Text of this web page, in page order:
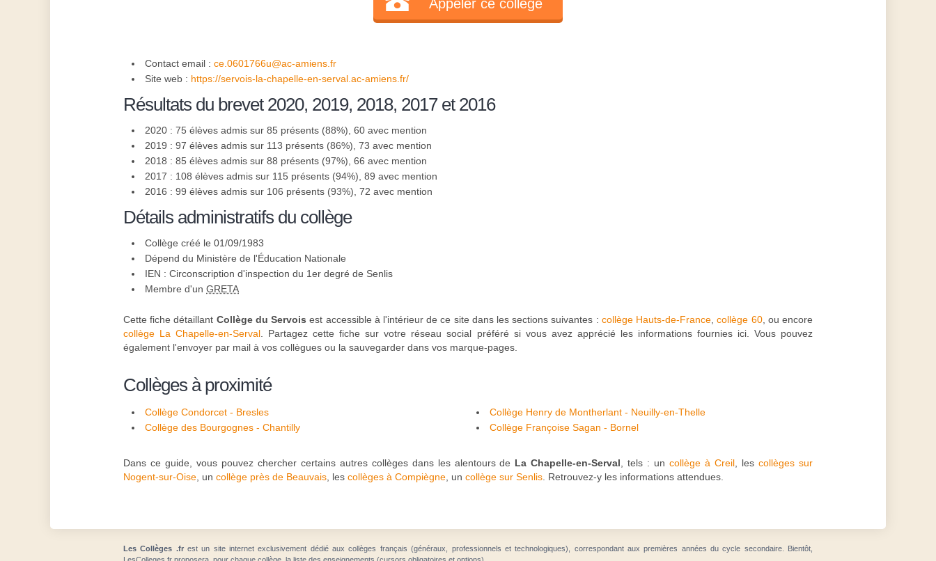
Appeler ce collège
Contact email : ce.0601766u@ac-amiens.fr
Site web : https://servois-la-chapelle-en-serval.ac-amiens.fr/
Résultats du brevet 2020, 2019, 2018, 2017 et 2016
2020 : 75 élèves admis sur 85 présents (88%), 60 avec mention
2019 : 97 élèves admis sur 113 présents (86%), 73 avec mention
2018 : 85 élèves admis sur 88 présents (97%), 66 avec mention
2017 : 108 élèves admis sur 115 présents (94%), 89 avec mention
2016 : 99 élèves admis sur 106 présents (93%), 72 avec mention
Détails administratifs du collège
Collège créé le 01/09/1983
Dépend du Ministère de l'Éducation Nationale
IEN : Circonscription d'inspection du 1er degré de Senlis
Membre d'un GRETA
Cette fiche détaillant Collège du Servois est accessible à l'intérieur de ce site dans les sections suivantes : collège Hauts-de-France ,collège 60, ou encore
collège La Chapelle-en-Serval . Partagez cette fiche sur votre réseau social préféré si vous avez apprécié les informations fournies ici. Vous pouvez
également l'envoyer par mail à vos collègues ou la sauvegarder dans vos marque-pages.
Collèges à proximité
Collège Condorcet - Bresles
Collège Henry de Montherlant - Neuilly-en-Thelle
Collège des Bourgognes - Chantilly
Collège Françoise Sagan - Bornel
Dans ce guide, vous pouvez chercher certains autres collèges dans les alentours de La Chapelle-en-Serval , tels : uncollège à Creil , lescollèges sur
Nogent-sur-Oise , un collège près de Beauvais , les collèges à Compiègne , un collège sur Senlis . Retrouvez-y les informations attendues.
Les Collèges .frest un site internet exclusivement dédié aux collèges français (généraux, professionnels et technologiques), correspondant aux premières années du cycle secondaire. Bientôt,